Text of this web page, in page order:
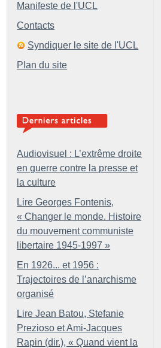
Manifeste de l'UCL
Contacts
Syndiquer le site de l'UCL
Plan du site
Audiovisuel : L’extrême droite
en guerre contre la presse et
la culture
Lire Georges Fontenis,
« Changer le monde. Histoire
du mouvement communiste
libertaire 1945-1997 »
En 1926... et 1956 :
Trajectoires de l’anarchisme
organisé
Lire Jean Batou, Stefanie
Prezioso et Ami-Jacques
Rapin (dir.), « Quand vient la